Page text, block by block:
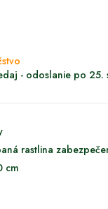
- odoslanie po 25.
rastlina
cm